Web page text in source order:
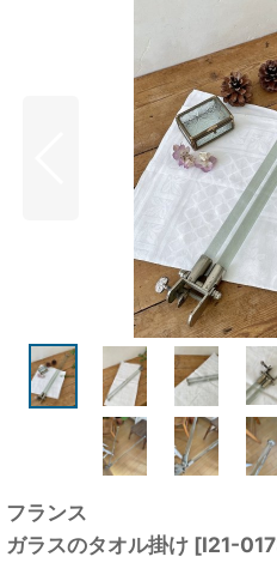
フランス
ガラスのタオル掛け [I21-